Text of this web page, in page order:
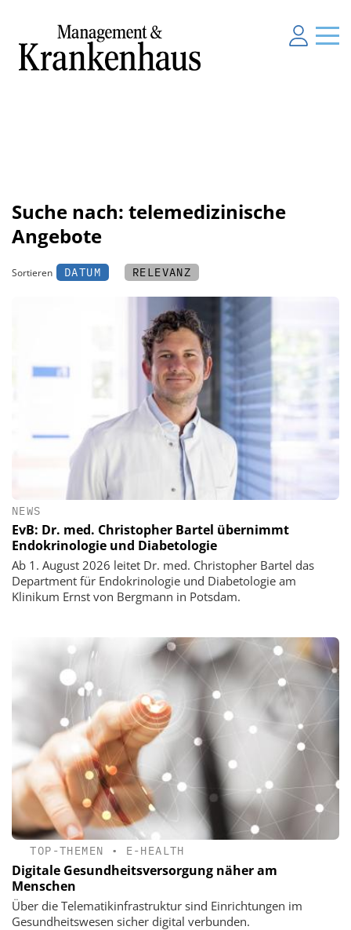
Suche nach: telemedizinische
Angebote
Sortieren DATUM RELEVANZ
NEWS
EvB: Dr. med. Christopher Bartel übernimmt
Endokrinologie und Diabetologie
Ab 1. August 2026 leitet Dr. med. Christopher Bartel das
Department für Endokrinologie und Diabetologie am
Klinikum Ernst von Bergmann in Potsdam.
TOP-THEMEN • E-HEALTH
Digitale Gesundheitsversorgung näher am
Menschen
Über die Telematikinfrastruktur sind Einrichtungen im
Gesundheitswesen sicher digital verbunden.